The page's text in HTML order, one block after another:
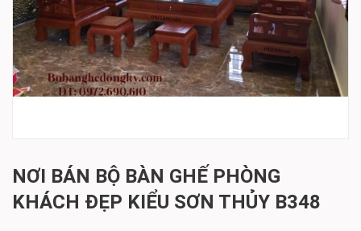
NƠI BÁN BỘ BÀN GHẾ PHÒNG
KHÁCH ĐẸP KIỂU SƠN THỦY B348